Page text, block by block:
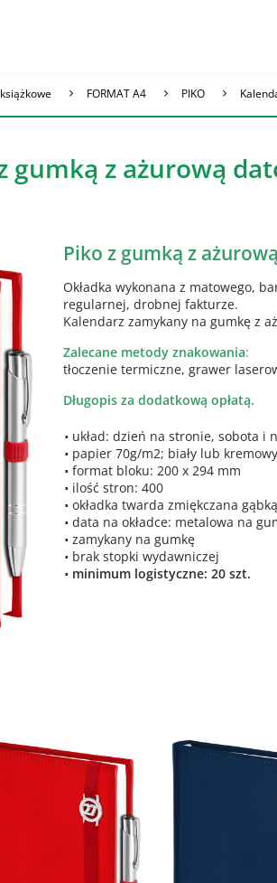
FORMAT A4 PIKO
gumką z ażurową
Piko z gumką z
Okładka wykonana z matowego,
regularnej, drobnej fakturze.
Kalendarz zamykany na gumkę z
Zalecane metody znakowania:
tłoczenie termiczne, grawer
Długopis za dodatkową opłatą.
układ: dzień na stronie, sobota i
papier 70g/m2; biały lub kremowy
format bloku: 200 x 294 mm
ilość stron: 400
okładka twarda zmiękczana gąbką
data na okładce: metalowa na
zamykany na gumkę
brak stopki wydawniczej
minimum logistyczne: 20 szt.